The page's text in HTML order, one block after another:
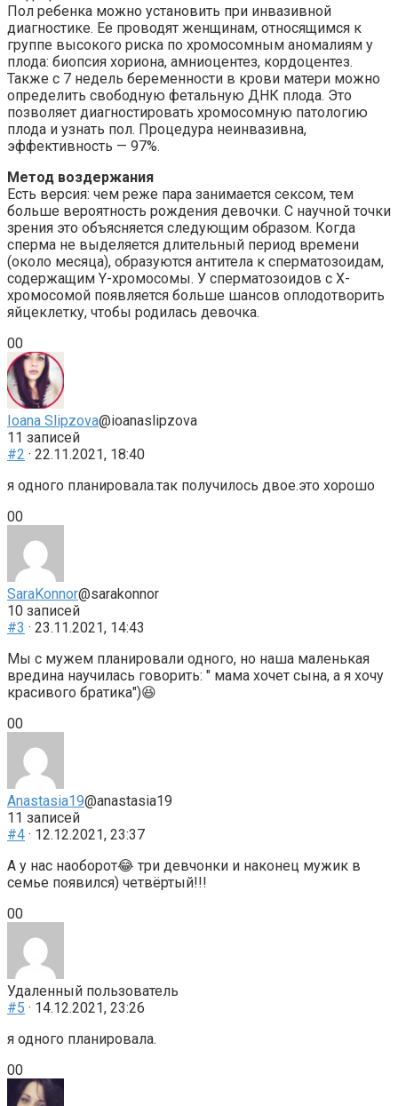
Пол ребенка можно установить при инвазивной
диагностике. Ее проводят женщинам, относящимся к
группе высокого риска по хромосомным аномалиям у
плода: биопсия хориона, амниоцентез, кордоцентез.
Также с 7 недель беременности в крови матери можно
определить свободную фетальную ДНК плода. Это
позволяет диагностировать хромосомную патологию
плода и узнать пол. Процедура неинвазивна,
эффективность — 97%.
Метод воздержания
Есть версия: чем реже пара занимается сексом, тем
больше вероятность рождения девочки. С научной точки
зрения это объясняется следующим образом. Когда
сперма не выделяется длительный период времени
(около месяца), образуются антитела к сперматозоидам,
содержащим Y-хромосомы. У сперматозоидов с Х-
хромосомой появляется больше шансов оплодотворить
яйцеклетку, чтобы родилась девочка.
Голосуйте
-
палец
вниз.
0Голосуйте
-
палец
вверх.
0
Ioana Slipzova@ioanaslipzova
11 записей
#2 · 22.11.2021, 18:40
я одного планировала.так получилось двое.это хорошо
Голосуйте
палец
вниз.
0Голосуйте
палец
вверх.
0
SaraKonnor@sarakonnor
10 записей
#3 · 23.11.2021, 14:43
Мы с мужем планировали одного, но наша маленькая
вредина научилась говорить: " мама хочет сына, а я хочу
красивого братика")😆
Голосуйте
палец
вниз.
0Голосуйте
палец
вверх.
0
Anastasia19@anastasia19
11 записей
#4 · 12.12.2021, 23:37
А у нас наоборот😂 три девчонки и наконец мужик в
семье появился) четвёртый!!!
Голосуйте
палец
вниз.
0Голосуйте
палец
вверх.
0
Удаленный пользователь
#5 · 14.12.2021, 23:26
я одного планировала.
Голосуйте
палец
0Голосуйте
палец
0